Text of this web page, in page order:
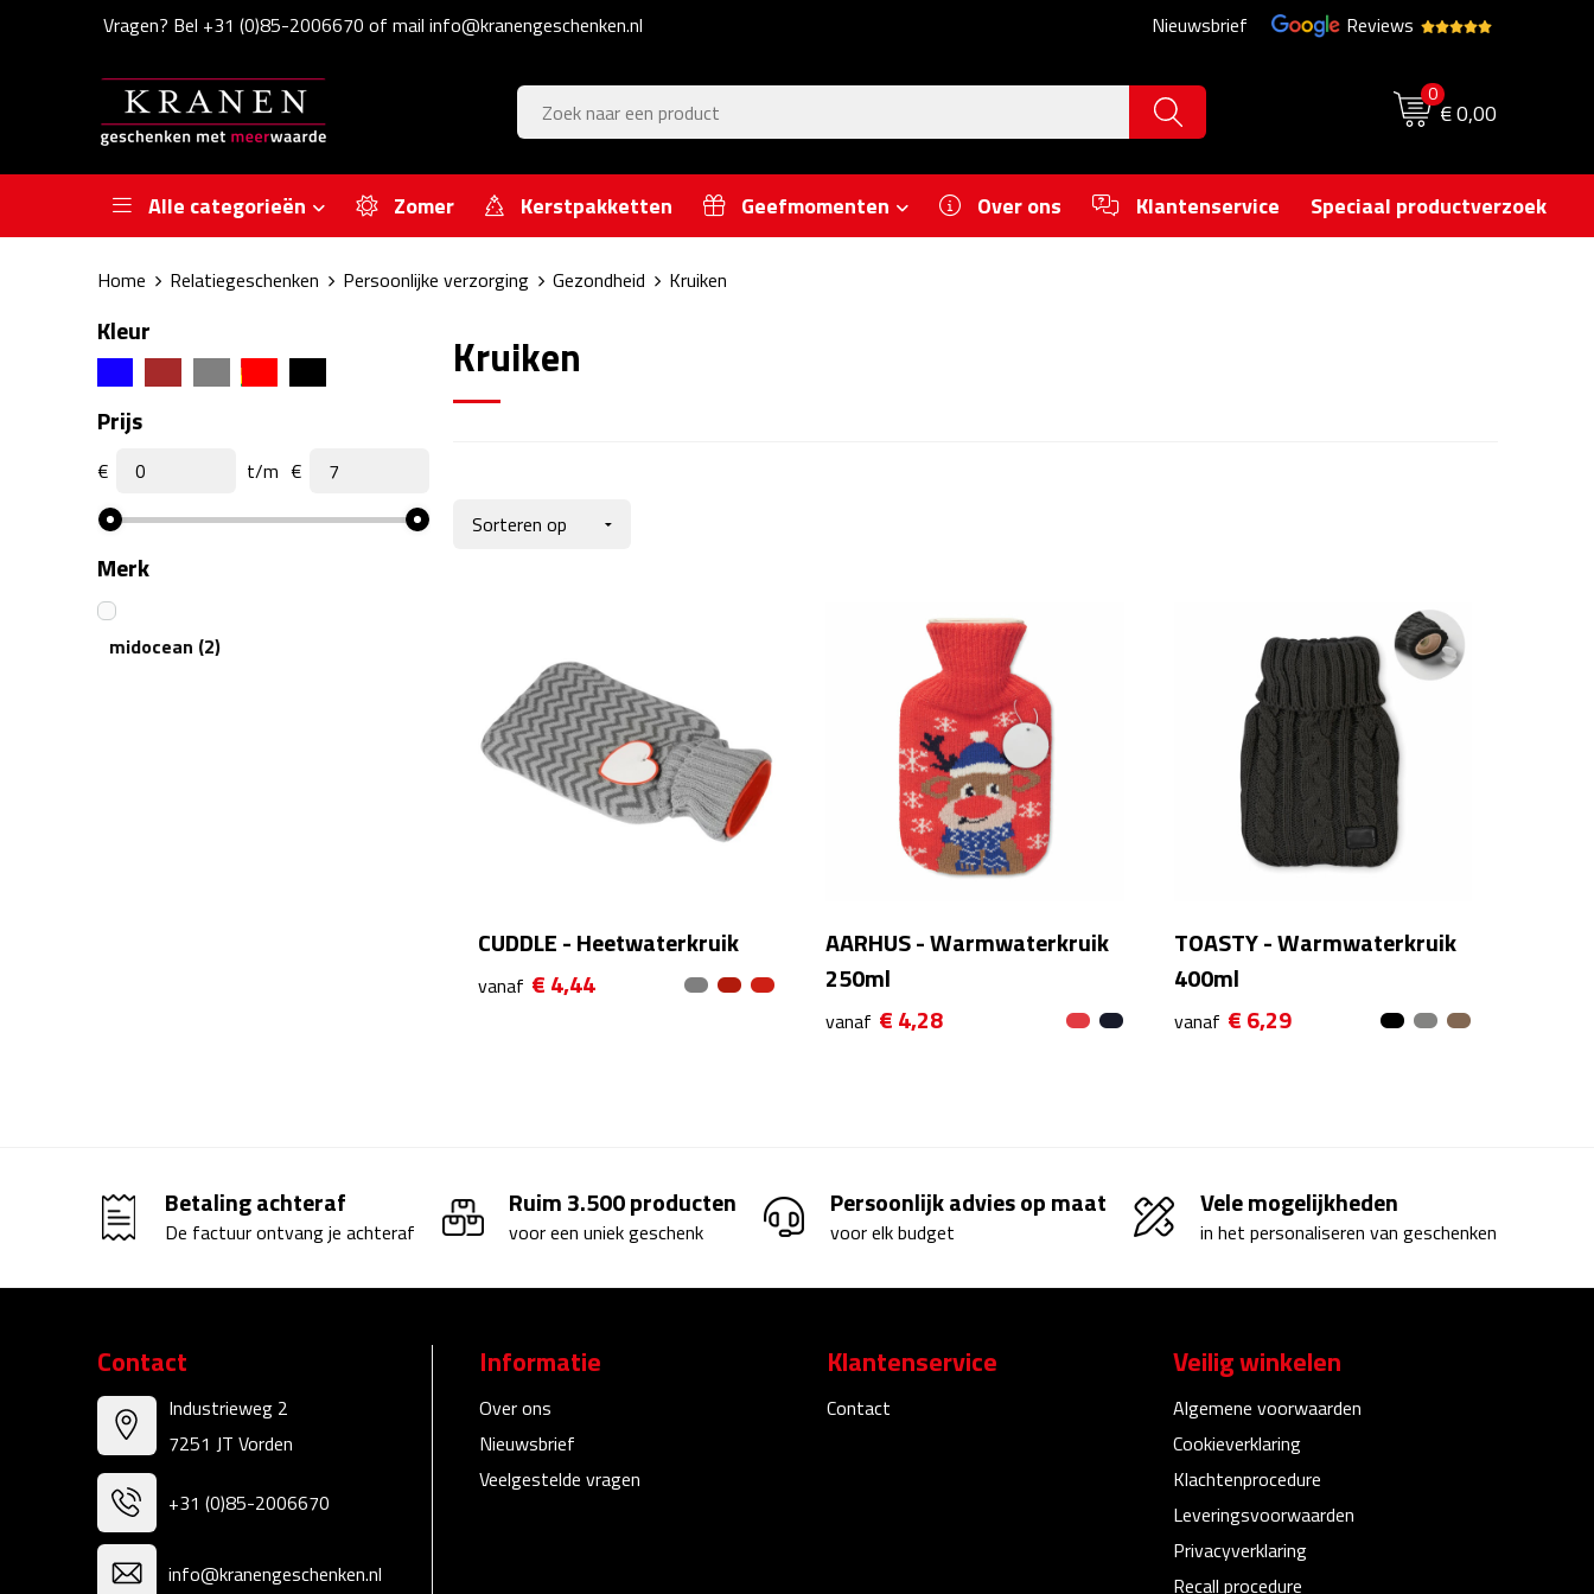
Vragen? Bel +31 (0)85-2006670 of mail info@kranengeschenken.nl Nieuwsbrief Reviews
0
€ 0,00
Alle categorieën Zomer Kerstpakketten Geefmomenten Over ons Klantenservice Speciaal productverzoek
Home Relatiegeschenken Persoonlijke verzorging Gezondheid Kruiken
Kleur
Prijs
€ t/m €
Merk
midocean (2)
Kruiken
CUDDLE - Heetwaterkruik
vanaf € 4,44
AARHUS - Warmwaterkruik
250ml
vanaf € 4,28
TOASTY - Warmwaterkruik
400ml
vanaf € 6,29
Betaling achteraf
De factuur ontvang je achteraf
Ruim 3.500 producten
voor een uniek geschenk
Persoonlijk advies op maat
voor elk budget
Vele mogelijkheden
in het personaliseren van geschenken
Contact
Industrieweg 2
7251 JT Vorden
+31 (0)85-2006670
info@kranengeschenken.nl
Informatie
Over ons
Nieuwsbrief
Veelgestelde vragen
Klantenservice
Contact
Veilig winkelen
Algemene voorwaarden
Cookieverklaring
Klachtenprocedure
Leveringsvoorwaarden
Privacyverklaring
Recall procedure